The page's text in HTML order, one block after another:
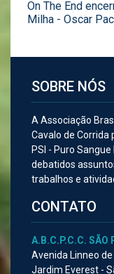
On The End
Milha - Oscar
SOBRE NÓS
A Associação
Cavalo de
PSI - Puro
debatidos
trabalhos e
CONTATO
A.B.C.P.C.C. SÃO
Avenida Linneo
Jardim Everest -